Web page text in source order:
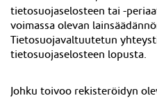
tietosuojaselosteen tai -
voimassa olevan
Tietosuojavaltuutetun
tietosuojaselosteen lopusta.
Johku toivoo rekisteröidyn